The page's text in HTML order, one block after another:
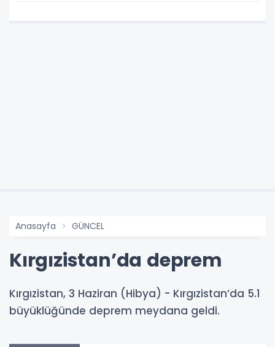
Anasayfa GÜNCEL
Kırgızistan’da deprem
Kırgızistan, 3 Haziran (Hibya) - Kırgızistan’da 5.1
büyüklüğünde deprem meydana geldi.